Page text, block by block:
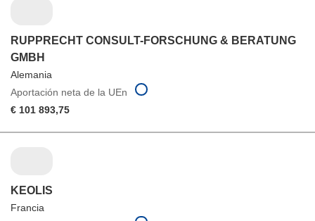
RUPPRECHT CONSULT-FORSCHUNG & BERATUNG
GMBH
Alemania
Aportación neta de la UEn
€ 101 893,75
KEOLIS
Francia